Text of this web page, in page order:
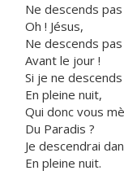
Ne descends
Oh ! Jésus,
Ne descends
Avant le jour !
Si je ne
En pleine nuit,
Qui donc vous
Du Paradis ?
Je descendrai
En pleine nuit.